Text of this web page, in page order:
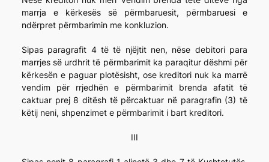
marrja e kërkesës së përmbaruesit, përmbaruesi e
ndërpret përmbarimin me konkluzion.
Sipas paragrafit 4 të të njëjtit nen, nëse debitori para
marrjes së urdhrit të përmbarimit ka paraqitur dëshmi për
kërkesën e paguar plotësisht, ose kreditori nuk ka marrë
vendim për rrjedhën e përmbarimit brenda afatit të
caktuar prej 8 ditësh të përcaktuar në paragrafin (3) të
këtij neni, shpenzimet e përmbarimit i bart kreditori.
III